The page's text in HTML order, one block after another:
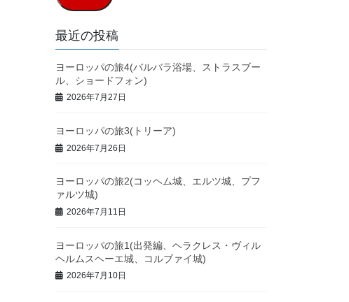
ア
ド
レ
ス
最近の投稿
ヨーロッパの旅4(バルバラ浴場、ストラスブー
ル、ショードフォン)
2026年7月27日
ヨーロッパの旅3(トリーア)
2026年7月26日
ヨーロッパの旅2(コッヘム城、エルツ城、プフ
ァルツ城)
2026年7月11日
ヨーロッパの旅1(出発編、ヘラクレス・ヴィル
ヘルムスヘーエ城、コルブァイ城)
2026年7月10日